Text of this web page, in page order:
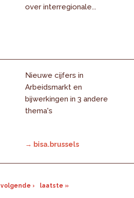
over interregionale...
Nieuwe cijfers in
Arbeidsmarkt en
bijwerkingen in 3 andere
thema's
→ bisa.brussels
volgende › laatste »